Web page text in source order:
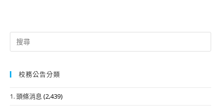
Search
for:
校務公告分類
1. 頭條消息 (2,439)